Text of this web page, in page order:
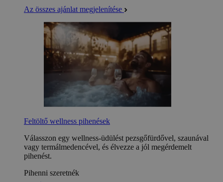
Az összes ajánlat megjelenítése
Feltöltő wellness pihenések
Válasszon egy wellness-üdülést pezsgőfürdővel, szaunával
vagy termálmedencével, és élvezze a jól megérdemelt
pihenést.
Pihenni szeretnék